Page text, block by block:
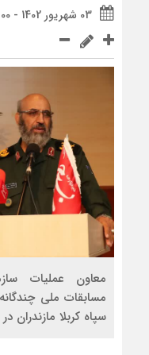
03 شهریور 1402 - 15:00
معاون عملیات
مسابقات ملی
سپاه کربلا مازندران